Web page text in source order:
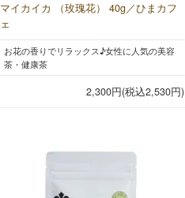
マイカイカ （玫瑰花） 40g／ひまカフ
ェ
お花の香りでリラックス♪女性に人気の美容
茶・健康茶
2,300円(税込2,530円)